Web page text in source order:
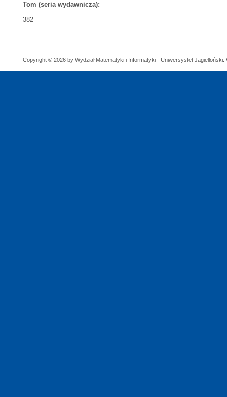
Tom (seria wydawnicza):
382
Copyright © 2026 by Wydział Matematyki i Informatyki - Uniwersystet